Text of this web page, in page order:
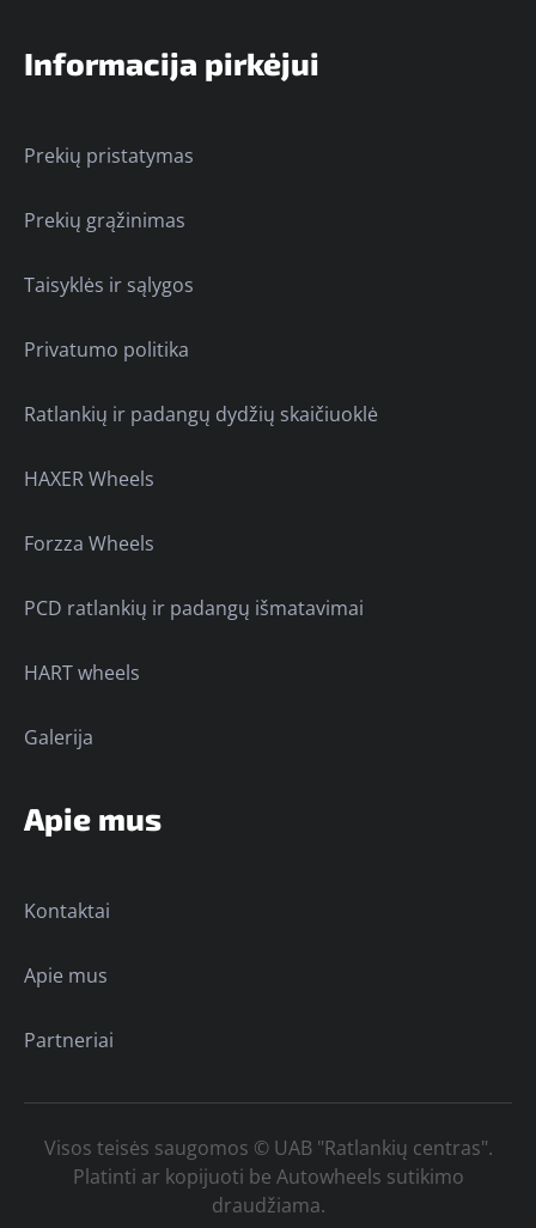
Informacija pirkėjui
Prekių pristatymas
Prekių grąžinimas
Taisyklės ir sąlygos
Privatumo politika
Ratlankių ir padangų dydžių skaičiuoklė
HAXER Wheels
Forzza Wheels
PCD ratlankių ir padangų išmatavimai
HART wheels
Galerija
Apie mus
Kontaktai
Apie mus
Partneriai
Visos teisės saugomos © UAB "Ratlankių centras".
Platinti ar kopijuoti be Autowheels sutikimo
draudžiama.